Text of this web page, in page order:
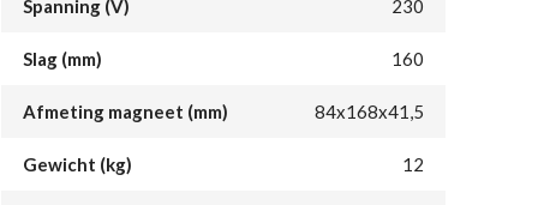
Spanning (V) 230
Slag (mm) 160
Afmeting magneet (mm) 84x168x41,5
Gewicht (kg) 12